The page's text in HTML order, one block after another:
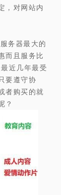
，对网站内
务器最大的
而且服务比
近几年最受
要遵守协
者购买的就
？